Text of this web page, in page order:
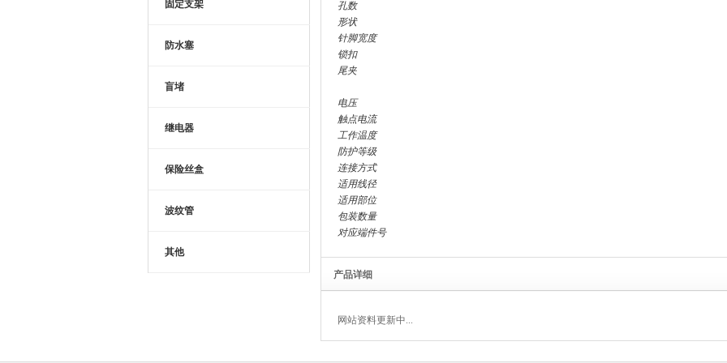
固定支架
防水塞
盲堵
继电器
保险丝盒
波纹管
其他
孔数
形状
针脚宽度
锁扣
尾夹
电压
触点电流
工作温度
防护等级
连接方式
适用线径
适用部位
包装数量
对应端件号
产品详细
网站资料更新中...